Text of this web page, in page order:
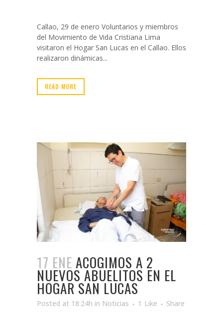
Callao, 29 de enero Voluntarios y miembros
del Movimiento de Vida Cristiana Lima
visitaron el Hogar San Lucas en el Callao. Ellos
realizaron dinámicas...
READ MORE
17 ENE ACOGIMOS A 2
NUEVOS ABUELITOS EN EL
HOGAR SAN LUCAS
Posted at 18:24h in Noticias 1 Like Share